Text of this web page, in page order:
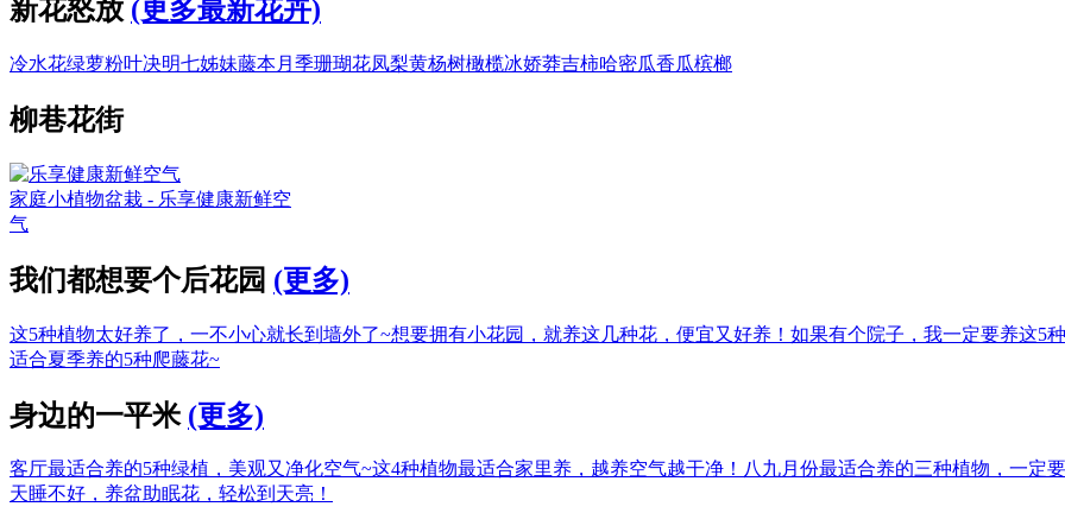
新花怒放 (更多最新花卉)
冷水花绿萝粉叶决明七姊妹藤本月季珊瑚花凤梨黄杨树橄榄冰娇莽吉柿哈密瓜香瓜槟榔
柳巷花街
家庭小植物盆栽 - 乐享健康新鲜空
气
我们都想要个后花园 (更多)
这5种植物太好养了，一不小心就长到墙外了~想要拥有小花园，就养这几种花，便宜又好养！ 如果有个院子，我一定要养这5
适合夏季养的5种爬藤花~
身边的一平米 (更多)
客厅最适合养的5种绿植，美观又净化空气~这4种植物最适合家里养，越养空气越干净！ 八九月份最适合养的三种植物，一定
天睡不好，养盆助眠花，轻松到天亮！